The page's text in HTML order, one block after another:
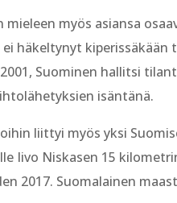
mieleen myös asiansa
häkeltynyt
Suominen hallitsi
isäntänä.
liittyi myös yksi
Iivo Niskasen 15
2017. Suomalainen